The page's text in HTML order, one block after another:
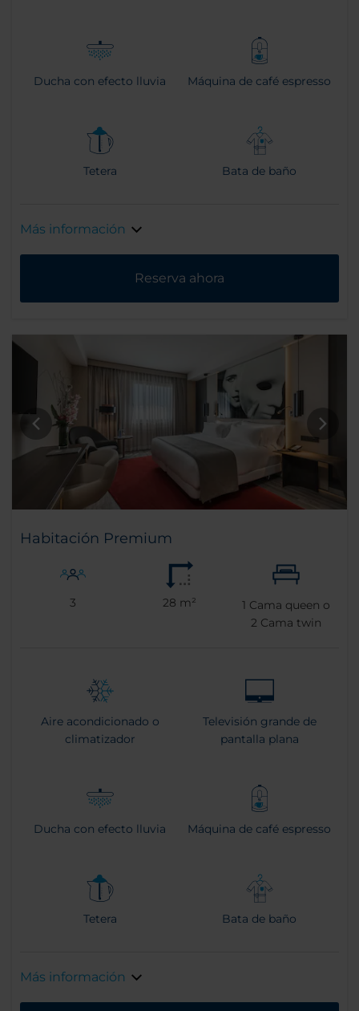
Ducha con efecto lluvia Máquina de café espresso
Tetera Bata de baño
Más información
Reserva ahora
Habitación Premium
3 28 m² 1 Cama queen o
2 Cama twin
Aire acondicionado o
climatizador
Televisión grande de
pantalla plana
Ducha con efecto lluvia Máquina de café espresso
Tetera Bata de baño
Más información